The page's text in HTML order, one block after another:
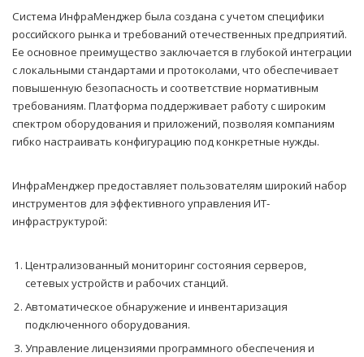
Система ИнфраМенджер была создана с учетом специфики
российского рынка и требований отечественных предприятий.
Ее основное преимущество заключается в глубокой интеграции
с локальными стандартами и протоколами, что обеспечивает
повышенную безопасность и соответствие нормативным
требованиям. Платформа поддерживает работу с широким
спектром оборудования и приложений, позволяя компаниям
гибко настраивать конфигурацию под конкретные нужды.
ИнфраМенджер предоставляет пользователям широкий набор
инструментов для эффективного управления ИТ-
инфраструктурой:
Централизованный мониторинг состояния серверов,
сетевых устройств и рабочих станций.
Автоматическое обнаружение и инвентаризация
подключенного оборудования.
Управление лицензиями программного обеспечения и